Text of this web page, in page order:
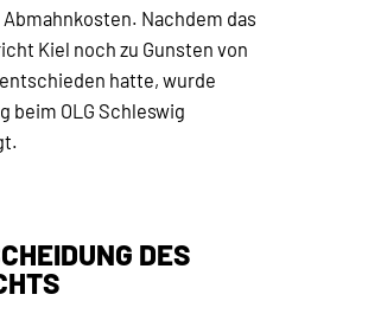
Nachdem das
Kiel noch zu Gunsten von
hatte, wurde
beim OLG Schleswig
DES